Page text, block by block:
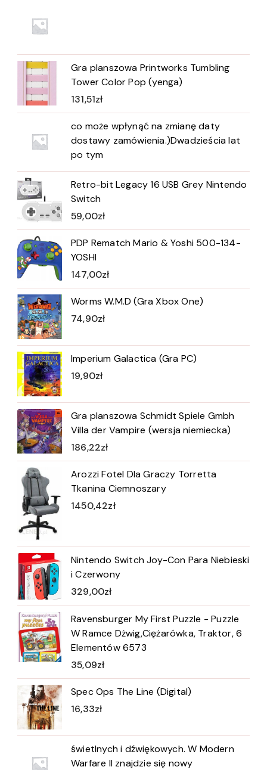
Gra planszowa Printworks Tumbling
Tower Color Pop (yenga)
131,51zł
co może wpłynąć na zmianę daty
dostawy zamówienia.)Dwadzieścia lat
po tym
Retro-bit Legacy 16 USB Grey Nintendo
Switch
59,00zł
PDP Rematch Mario & Yoshi 500-134-
YOSHI
147,00zł
Worms W.M.D (Gra Xbox One)
74,90zł
Imperium Galactica (Gra PC)
19,90zł
Gra planszowa Schmidt Spiele Gmbh
Villa der Vampire (wersja niemiecka)
186,22zł
Arozzi Fotel Dla Graczy Torretta
Tkanina Ciemnoszary
1450,42zł
Nintendo Switch Joy-Con Para Niebieski
i Czerwony
329,00zł
Ravensburger My First Puzzle - Puzzle
W Ramce Dżwig,Ciężarówka, Traktor, 6
Elementów 6573
35,09zł
Spec Ops The Line (Digital)
16,33zł
świetlnych i dźwiękowych. W Modern
Warfare II znajdzie się nowy